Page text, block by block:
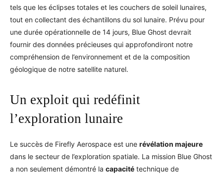
tels que les éclipses totales et les couchers de soleil lunaires,
tout en collectant des échantillons du sol lunaire. Prévu pour
une durée opérationnelle de 14 jours, Blue Ghost devrait
fournir des données précieuses qui approfondiront notre
compréhension de l’environnement et de la composition
géologique de notre satellite naturel.
Un exploit qui redéfinit
l’exploration lunaire
Le succès de Firefly Aerospace est une révélation majeure
dans le secteur de l’exploration spatiale. La mission Blue Ghost
a non seulement démontré la capacité technique de